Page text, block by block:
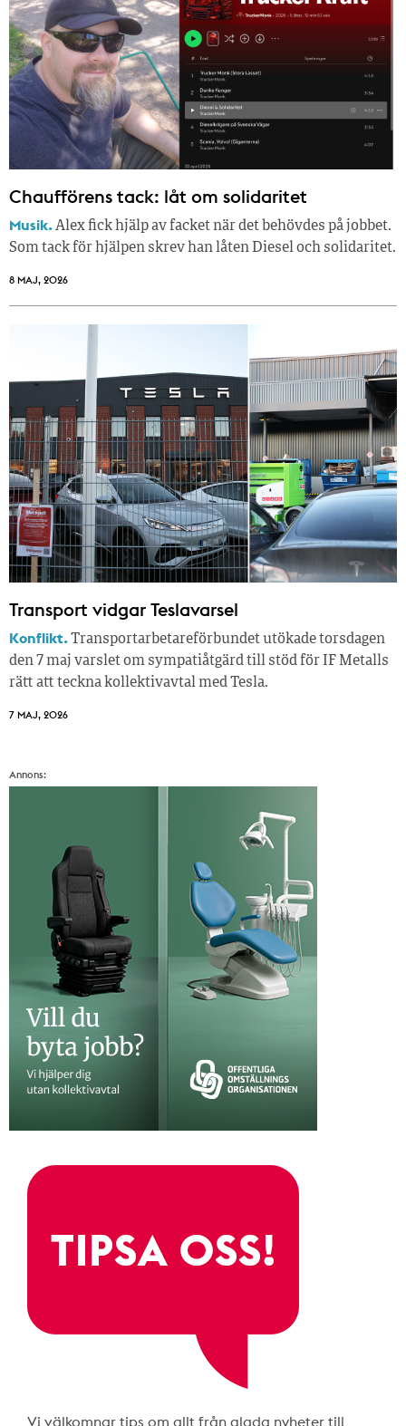
Chaufförens tack: låt om solidaritet
Musik.Alex fick hjälp av facket när det behövdes på jobbet.
Som tack för hjälpen skrev han låten Diesel och solidaritet.
8 MAJ, 2026
Transport vidgar Teslavarsel
Konflikt.Transportarbetareförbundet utökade torsdagen
den 7 maj varslet om sympatiåtgärd till stöd för IF Metalls
rätt att teckna kollektivavtal med Tesla.
7 MAJ, 2026
Annons:
Vi välkomnar tips om allt från glada nyheter till